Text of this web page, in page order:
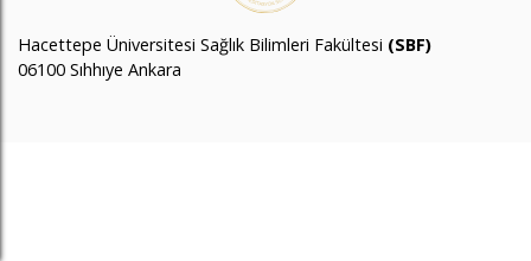
Hacettepe Üniversitesi Sağlık Bilimleri Fakültesi (SBF)
06100 Sıhhıye Ankara